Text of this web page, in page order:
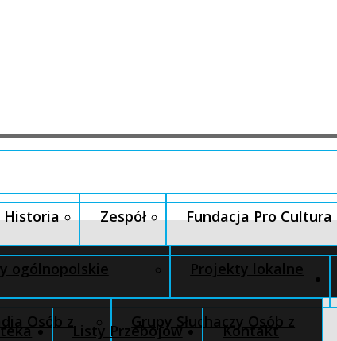
Historia Zespół Fundacja Pro Cultura
ogólnopolskie Projekty lokalne
Osób z Grupy Słuchaczy Osób z
Listy Przebojów Kontakt